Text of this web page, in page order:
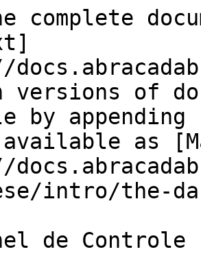
complete
versions of
by
as
intro/the-
de Controle